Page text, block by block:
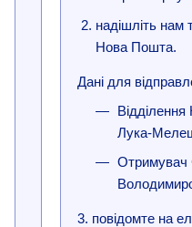
надішліть нам
Нова Пошта.
Дані для
Лука-
Отримувач
3. повідомте на